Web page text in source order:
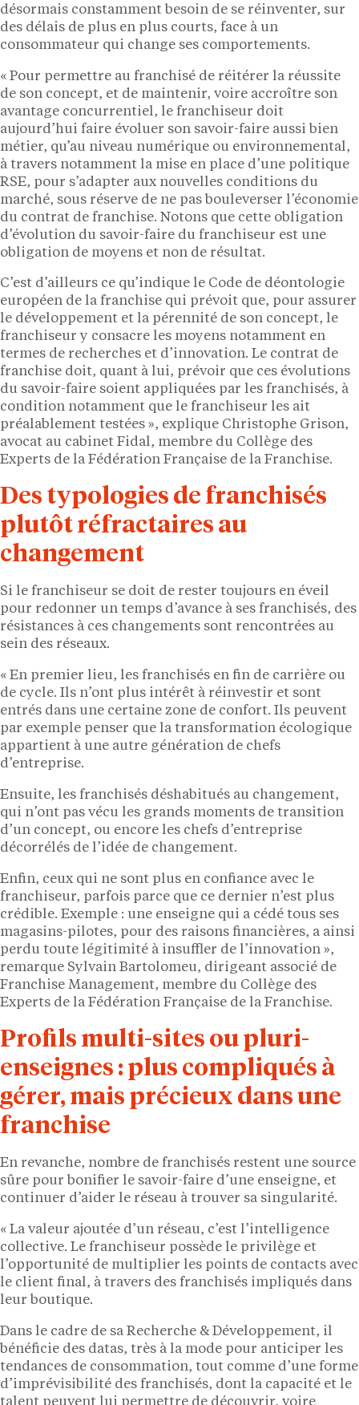
désormais constamment besoin de se réinventer, sur
des délais de plus en plus courts, face à un
consommateur qui change ses comportements.
« Pour permettre au franchisé de réitérer la réussite
de son concept, et de maintenir, voire accroître son
avantage concurrentiel, le franchiseur doit
aujourd’hui faire évoluer son savoir-faire aussi bien
métier, qu’au niveau numérique ou environnemental,
à travers notamment la mise en place d’une politique
RSE, pour s’adapter aux nouvelles conditions du
marché, sous réserve de ne pas bouleverser l’économie
du contrat de franchise. Notons que cette obligation
d’évolution du savoir-faire du franchiseur est une
obligation de moyens et non de résultat.
C’est d’ailleurs ce qu’indique le Code de déontologie
européen de la franchise qui prévoit que, pour assurer
le développement et la pérennité de son concept, le
franchiseur y consacre les moyens notamment en
termes de recherches et d’innovation. Le contrat de
franchise doit, quant à lui, prévoir que ces évolutions
du savoir-faire soient appliquées par les franchisés, à
condition notamment que le franchiseur les ait
préalablement testées », explique Christophe Grison,
avocat au cabinet Fidal, membre du Collège des
Experts de la Fédération Française de la Franchise.
Des typologies de franchisés
plutôt réfractaires au
changement
Si le franchiseur se doit de rester toujours en éveil
pour redonner un temps d’avance à ses franchisés, des
résistances à ces changements sont rencontrées au
sein des réseaux.
« En premier lieu, les franchisés en fin de carrière ou
de cycle. Ils n’ont plus intérêt à réinvestir et sont
entrés dans une certaine zone de confort. Ils peuvent
par exemple penser que la transformation écologique
appartient à une autre génération de chefs
d’entreprise.
Ensuite, les franchisés déshabitués au changement,
qui n’ont pas vécu les grands moments de transition
d’un concept, ou encore les chefs d’entreprise
décorrélés de l’idée de changement.
Enfin, ceux qui ne sont plus en confiance avec le
franchiseur, parfois parce que ce dernier n’est plus
crédible. Exemple : une enseigne qui a cédé tous ses
magasins-pilotes, pour des raisons financières, a ainsi
perdu toute légitimité à insuffler de l’innovation »,
remarque Sylvain Bartolomeu, dirigeant associé de
Franchise Management, membre du Collège des
Experts de la Fédération Française de la Franchise.
Profils multi-sites ou pluri-
enseignes : plus compliqués à
gérer, mais précieux dans une
franchise
En revanche, nombre de franchisés restent une source
sûre pour bonifier le savoir-faire d’une enseigne, et
continuer d’aider le réseau à trouver sa singularité.
« La valeur ajoutée d’un réseau, c’est l’intelligence
collective. Le franchiseur possède le privilège et
l’opportunité de multiplier les points de contacts avec
le client final, à travers des franchisés impliqués dans
leur boutique.
Dans le cadre de sa Recherche & Développement, il
bénéficie des datas, très à la mode pour anticiper les
tendances de consommation, tout comme d’une forme
d’imprévisibilité des franchisés, dont la capacité et le